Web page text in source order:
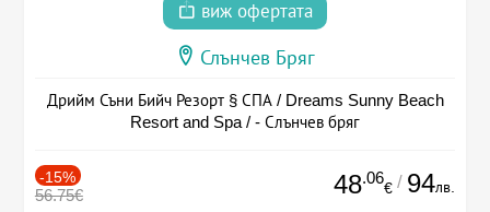
виж офертата
Слънчев Бряг
Дрийм Съни Бийч Резорт § СПА / Dreams Sunny Beach
Resort and Spa / - Слънчев бряг
-15%
56.75€ 48.06
€ / 94лв.